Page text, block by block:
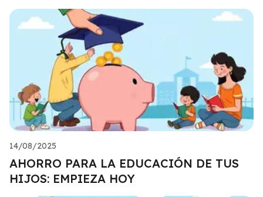
14/08/2025
AHORRO PARA LA EDUCACIÓN DE TUS
HIJOS: EMPIEZA HOY